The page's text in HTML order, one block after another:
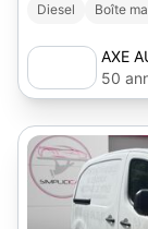
Diesel
Boîte
AXE
50